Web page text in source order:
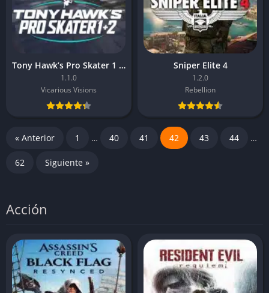
Tony Hawk’s Pro Skater 1 + 2
1.1.0
Vicarious Visions
Sniper Elite 4
1.2.0
Rebellion
« Anterior 1 … 40 41 42 43 44 …
62 Siguiente »
Acción